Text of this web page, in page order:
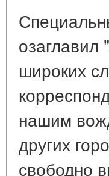
широких
нашим
других
свободно